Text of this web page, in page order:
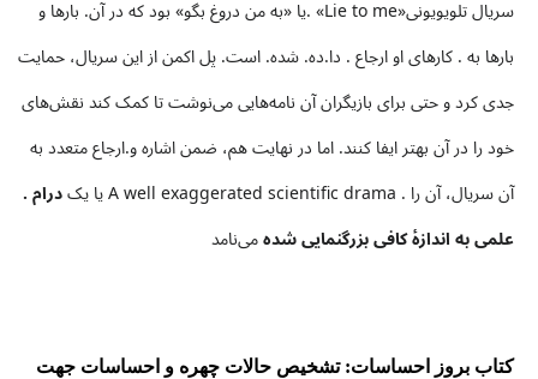
سریال تلویویونی«Lie to me» .یا «به من دروغ بگو» بود که در آن. بارها و
بارها به . کارهای او ارجاع . دا.ده. شده‌. است. پل اکمن از این سریال، حمایت
جدی کرد و حتی برای بازیگران آن نامه‌هایی می‌نوشت تا کمک کند نقش‌های
خود را در آن بهتر ایفا کنند. اما در نهایت هم، ضمن اشاره و.ارجاع متعدد به
آن سریال، آن را . A well exaggerated scientific drama یا یک
درام .
علمی به اندازهٔ کافی بزرگنمایی شده می‌نامد
کتاب بروز احساسات: تشخیص حالات چهره و احساسات جهت